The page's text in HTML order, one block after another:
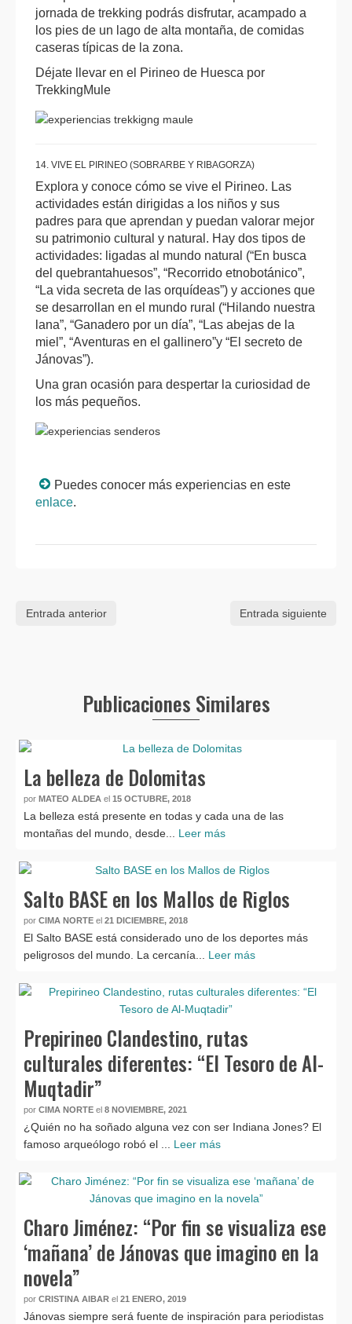
jornada de trekking podrás disfrutar, acampado a
los pies de un lago de alta montaña, de comidas
caseras típicas de la zona.
Déjate llevar en el Pirineo de Huesca por
TrekkingMule
14. VIVE EL PIRINEO (SOBRARBE Y RIBAGORZA)
Explora y conoce cómo se vive el Pirineo. Las
actividades están dirigidas a los niños y sus
padres para que aprendan y puedan valorar mejor
su patrimonio cultural y natural. Hay dos tipos de
actividades: ligadas al mundo natural (“En busca
del quebrantahuesos”, “Recorrido etnobotánico”,
“La vida secreta de las orquídeas”) y acciones que
se desarrollan en el mundo rural (“Hilando nuestra
lana”, “Ganadero por un día”, “Las abejas de la
miel”, “Aventuras en el gallinero”y “El secreto de
Jánovas”).
Una gran ocasión para despertar la curiosidad de
los más pequeños.
Puedes conocer más experiencias en este
enlace.
Entrada anterior Entrada siguiente
Publicaciones Similares
La belleza de Dolomitas
por MATEO ALDEA el 15 OCTUBRE, 2018
La belleza está presente en todas y cada una de las
montañas del mundo, desde... Leer más
Salto BASE en los Mallos de Riglos
por CIMA NORTE el 21 DICIEMBRE, 2018
El Salto BASE está considerado uno de los deportes más
peligrosos del mundo. La cercanía... Leer más
Prepirineo Clandestino, rutas
culturales diferentes: “El Tesoro de Al-
Muqtadir”
por CIMA NORTE el 8 NOVIEMBRE, 2021
¿Quién no ha soñado alguna vez con ser Indiana Jones? El
famoso arqueólogo robó el ... Leer más
Charo Jiménez: “Por fin se visualiza ese
‘mañana’ de Jánovas que imagino en la
novela”
por CRISTINA AIBAR el 21 ENERO, 2019
Jánovas siempre será fuente de inspiración para periodistas